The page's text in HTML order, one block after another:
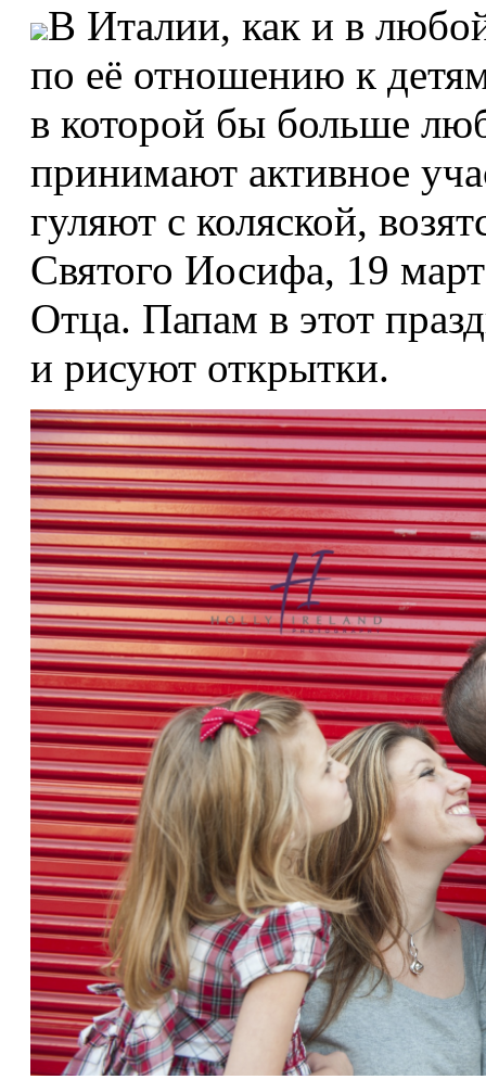
В Италии, как и в
по её отношению к
в которой бы больше
принимают активное
гуляют с коляской,
Святого Иосифа, 19
Отца. Папам в этот
и рисуют открытки.